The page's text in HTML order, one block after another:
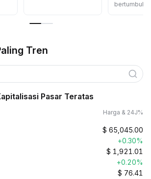
bertumbuh.
Tren
Pasar Teratas
Harga & 24J%
$ 65,045.00
+0.30%
$ 1,921.01
+0.20%
$ 76.41